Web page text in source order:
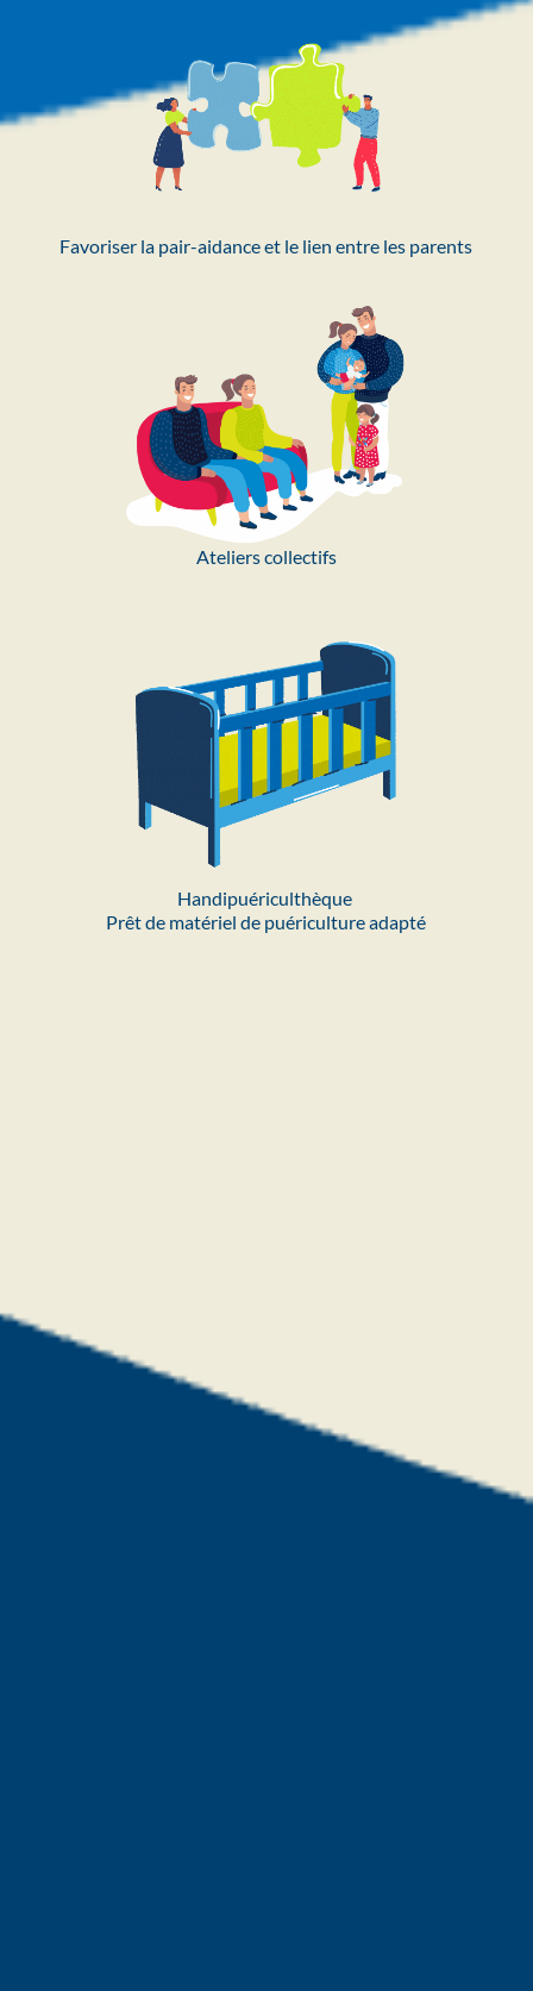
Favoriser la pair-aidance et le lien entre les parents
Ateliers collectifs
Handipuériculthèque
Prêt de matériel de puériculture adapté